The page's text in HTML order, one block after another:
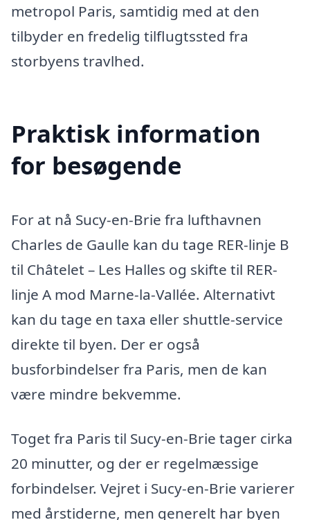
metropol Paris, samtidig med at den
tilbyder en fredelig tilflugtssted fra
storbyens travlhed.
Praktisk information
for besøgende
For at nå Sucy-en-Brie fra lufthavnen
Charles de Gaulle kan du tage RER-linje B
til Châtelet – Les Halles og skifte til RER-
linje A mod Marne-la-Vallée. Alternativt
kan du tage en taxa eller shuttle-service
direkte til byen. Der er også
busforbindelser fra Paris, men de kan
være mindre bekvemme.
Toget fra Paris til Sucy-en-Brie tager cirka
20 minutter, og der er regelmæssige
forbindelser. Vejret i Sucy-en-Brie varierer
med årstiderne, men generelt har byen